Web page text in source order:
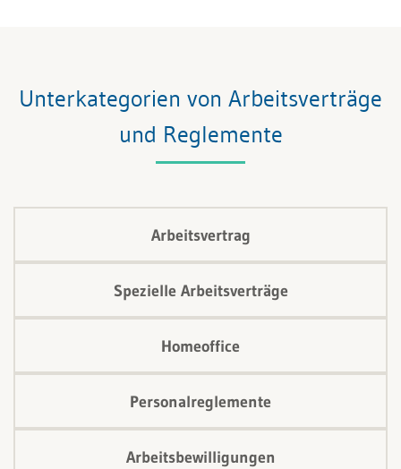
regelmässige Standortbestimmungen.
Unterkategorien von Arbeitsverträge
und Reglemente
Arbeitsvertrag
Spezielle Arbeitsverträge
Homeoffice
Personalreglemente
Arbeitsbewilligungen